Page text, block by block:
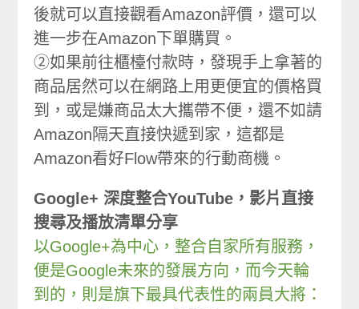
後就可以直接觀看Amazon評價，還可以
進一步在Amazon下單購買。
②如果前往櫃檯付款時，發現手上拿著的
商品居然可以在網路上用更便宜的價格買
到，或是嫌商品太大攜帶不便，還不如請
Amazon隔天直接快遞到家，這都是
Amazon看好Flow帶來的行動商機。
Google+ 深度整合YouTube，影片直接
搜尋及播放清單分享
以Google+為中心，整合自家所有服務，
便是Google未來的發展方向，而今天輪
到的，則是旗下最具代表性的兩員大將：